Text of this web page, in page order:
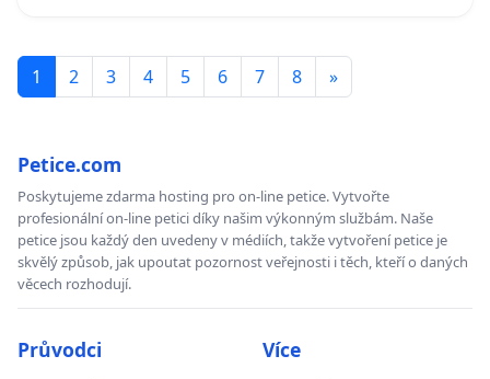
1 2 3 4 5 6 7 8 »
Petice.com
Poskytujeme zdarma hosting pro on-line petice. Vytvořte
profesionální on-line petici díky našim výkonným službám. Naše
petice jsou každý den uvedeny v médiích, takže vytvoření petice je
skvělý způsob, jak upoutat pozornost veřejnosti i těch, kteří o daných
věcech rozhodují.
Průvodci Více